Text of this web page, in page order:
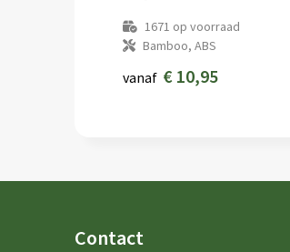
1671 op voorraad
Bamboo, ABS
vanaf € 10,95
Contact